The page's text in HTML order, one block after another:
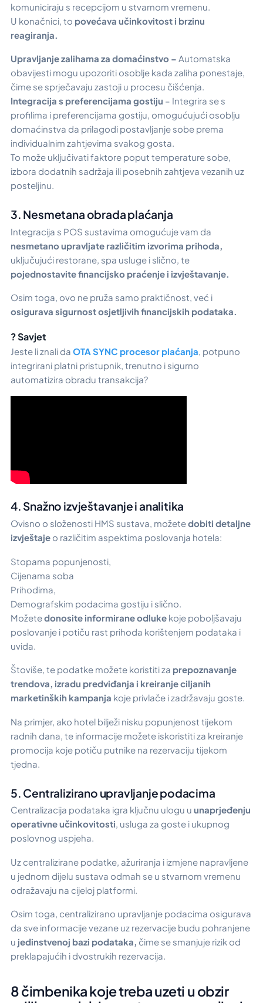
komuniciraju s recepcijom u stvarnom vremenu.
U konačnici, to povećava učinkovitost i brzinu
reagiranja.
Upravljanje zalihama za domaćinstvo – Automatska
obavijesti mogu upozoriti osoblje kada zaliha ponestaje,
čime se sprječavaju zastoji u procesu čišćenja.
Integracija s preferencijama gostiju – Integrira se s
profilima i preferencijama gostiju, omogućujući osoblju
domaćinstva da prilagodi postavljanje sobe prema
individualnim zahtjevima svakog gosta.
To može uključivati faktore poput temperature sobe,
izbora dodatnih sadržaja ili posebnih zahtjeva vezanih uz
posteljinu.
3. Nesmetana obrada plaćanja
Integracija s POS sustavima omogućuje vam da
nesmetano upravljate različitim izvorima prihoda,
uključujući restorane, spa usluge i slično, te
pojednostavite financijsko praćenje i izvještavanje.
Osim toga, ovo ne pruža samo praktičnost, već i
osigurava sigurnost osjetljivih financijskih podataka.
? Savjet
Jeste li znali da OTA SYNC procesor plaćanja, potpuno
integrirani platni pristupnik, trenutno i sigurno
automatizira obradu transakcija?
4. Snažno izvještavanje i analitika
Ovisno o složenosti HMS sustava, možetedobiti detaljne
izvještaje o različitim aspektima poslovanja hotela:
Stopama popunjenosti,
Cijenama soba
Prihodima,
Demografskim podacima gostiju i slično.
Možetedonosite informirane odluke koje poboljšavaju
poslovanje i potiču rast prihoda korištenjem podataka i
uvida.
Štoviše, te podatke možete koristiti za prepoznavanje
trendova, izradu predviđanja i kreiranje ciljanih
marketinških kampanja koje privlače i zadržavaju goste.
Na primjer, ako hotel bilježi nisku popunjenost tijekom
radnih dana, te informacije možete iskoristiti za kreiranje
promocija koje potiču putnike na rezervaciju tijekom
tjedna.
5. Centralizirano upravljanje podacima
Centralizacija podataka igra ključnu ulogu u unaprjeđenju
operativne učinkovitosti, usluga za goste i ukupnog
poslovnog uspjeha.
Uz centralizirane podatke, ažuriranja i izmjene napravljene
u jednom dijelu sustava odmah se u stvarnom vremenu
odražavaju na cijeloj platformi.
Osim toga, centralizirano upravljanje podacima osigurava
da sve informacije vezane uz rezervacije budu pohranjene
u jedinstvenoj bazi podataka, čime se smanjuje rizik od
preklapajućih i dvostrukih rezervacija.
8 čimbenika koje treba uzeti u obzir